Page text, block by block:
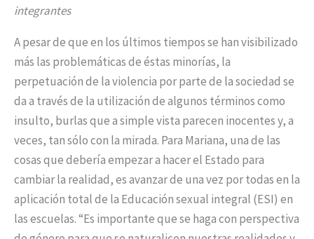
integrantes
A pesar de que en los últimos tiempos se han visibilizado
más las problemáticas de éstas minorías, la
perpetuación de la violencia por parte de la sociedad se
da a través de la utilización de algunos términos como
insulto, burlas que a simple vista parecen inocentes y, a
veces, tan sólo con la mirada. Para Mariana, una de las
cosas que debería empezar a hacer el Estado para
cambiar la realidad, es avanzar de una vez por todas en la
aplicación total de la Educación sexual integral (ESI) en
las escuelas. “Es importante que se haga con perspectiva